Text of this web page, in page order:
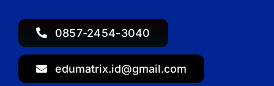
0857-2454-3040
edumatrix.id@gmail.com